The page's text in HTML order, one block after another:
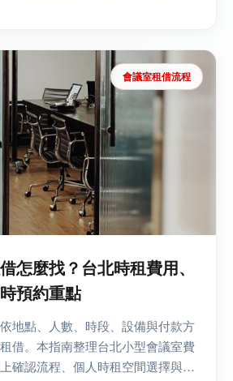
會議室租借流程
怎麼找？台北時租費用、
預約重點
地點、人數、時段、設備與付款方
借。本指南整理台北小型會議室費
確認流程、個人時租空間選擇與常